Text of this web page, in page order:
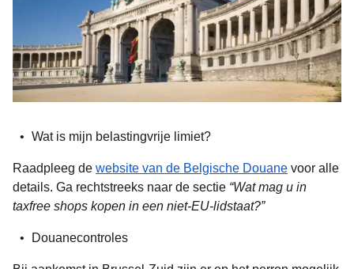
Wat is mijn belastingvrije limiet?
Raadpleeg de website van de Belgische Douane( opent in
voor alle
details. Ga rechtstreeks naar de sectie “Wat mag u in
taxfree shops kopen in een niet-EU-lidstaat?”
Douanecontroles